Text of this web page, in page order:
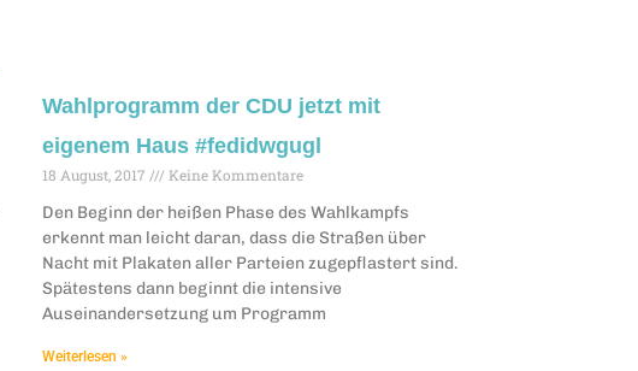
Wahlprogramm der CDU jetzt mit
eigenem Haus #fedidwgugl
18 August, 2017 Keine Kommentare
Den Beginn der heißen Phase des Wahlkampfs
erkennt man leicht daran, dass die Straßen über
Nacht mit Plakaten aller Parteien zugepflastert sind.
Spätestens dann beginnt die intensive
Auseinandersetzung um Programm
Weiterlesen »